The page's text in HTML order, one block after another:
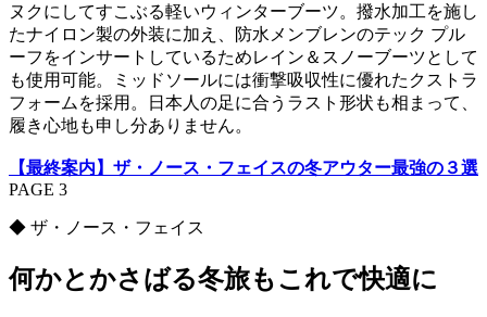
ヌクにしてすこぶる軽いウィンターブーツ。撥水加工を施し
たナイロン製の外装に加え、防水メンブレンのテック プル
ーフをインサートしているためレイン＆スノーブーツとして
も使用可能。ミッドソールには衝撃吸収性に優れたクストラ
フォームを採用。日本人の足に合うラスト形状も相まって、
履き心地も申し分ありません。
【最終案内】ザ・ノース・フェイスの冬アウター最強の３選
PAGE 3
◆ ザ・ノース・フェイス
何かとかさばる冬旅もこれで快適に